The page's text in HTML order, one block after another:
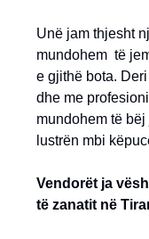
Unë jam thjesht
mundohem të
e gjithë bota.
dhe me
mundohem të
lustrën mbi
Vendorët ja
të zanatit në